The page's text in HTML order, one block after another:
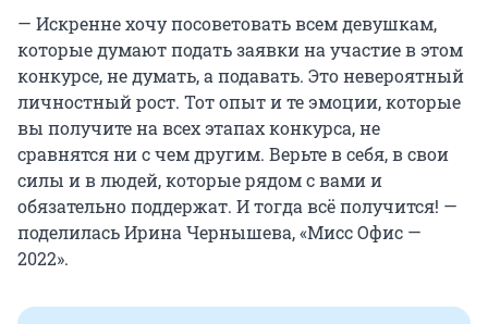
— Искренне хочу посоветовать всем девушкам,
которые думают подать заявки на участие в этом
конкурсе, не думать, а подавать. Это невероятный
личностный рост. Тот опыт и те эмоции, которые
вы получите на всех этапах конкурса, не
сравнятся ни с чем другим. Верьте в себя, в свои
силы и в людей, которые рядом с вами и
обязательно поддержат. И тогда всё получится! —
поделилась Ирина Чернышева, «Мисс Офис —
2022».